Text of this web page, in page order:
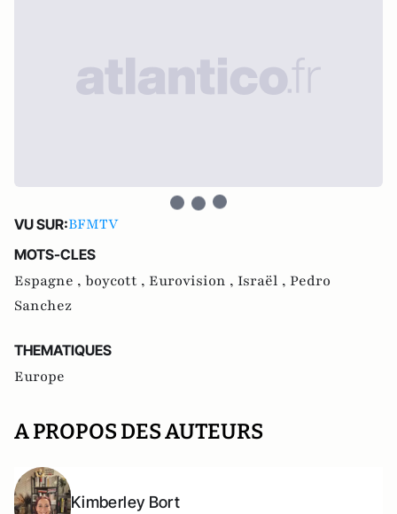
VU SUR:BFMTV
MOTS-CLES
Espagne , boycott , Eurovision , Israël , Pedro
Sanchez
THEMATIQUES
Europe
A PROPOS DES AUTEURS
Kimberley Bort